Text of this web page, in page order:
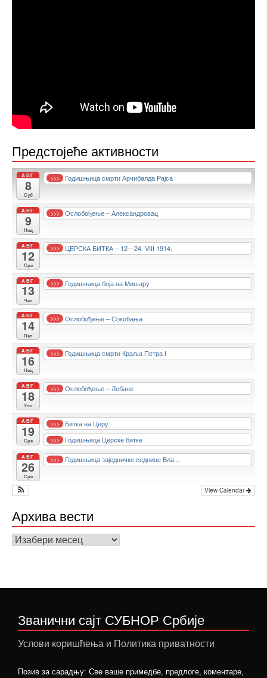
Предстојеће активности
АВГ
8
Суб
>>> Годишњица смрти Арчибалда Рајса
АВГ
9
Нед
>>> Ослобођење – Александровац
АВГ
12
Сре
>>> ЦЕРСКА БИТКА – 12—24. VIII 1914.
АВГ
13
Чет
>>> Годишњица боја на Мишару
АВГ
14
Пет
>>> Ослобођење – Сокобања
АВГ
16
Нед
>>> Годишњица смрти Краља Петра I
АВГ
18
Уто
>>> Ослобођење – Лебане
АВГ
19
Сре
>>> Битка на Церу
>>> Годишњица Церске битке
АВГ
26
Сре
>>> Годишњица заједничке седнице Вла...
View Calendar
Архива вести
Архива
Званични сајт СУБНОР Србије
Услови коришћења и Политика приватности
Позив за сарадњу: Све ваше примедбе, предлоге, коментаре,